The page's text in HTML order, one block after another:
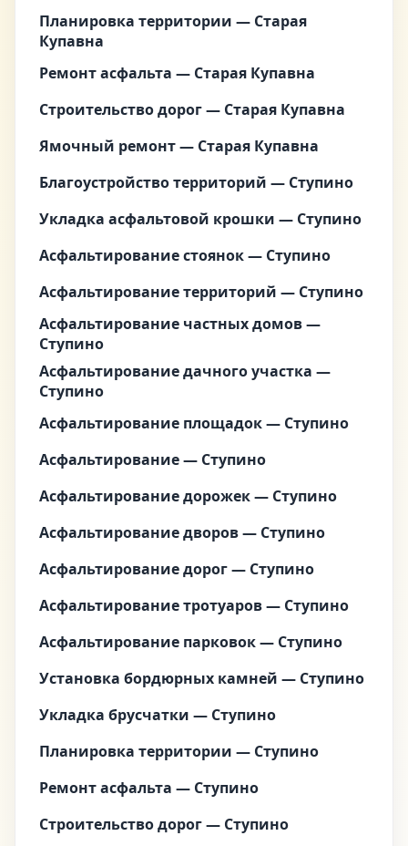
Планировка территории — Старая
Купавна
Ремонт асфальта — Старая Купавна
Строительство дорог — Старая Купавна
Ямочный ремонт — Старая Купавна
Благоустройство территорий — Ступино
Укладка асфальтовой крошки — Ступино
Асфальтирование стоянок — Ступино
Асфальтирование территорий — Ступино
Асфальтирование частных домов —
Ступино
Асфальтирование дачного участка —
Ступино
Асфальтирование площадок — Ступино
Асфальтирование — Ступино
Асфальтирование дорожек — Ступино
Асфальтирование дворов — Ступино
Асфальтирование дорог — Ступино
Асфальтирование тротуаров — Ступино
Асфальтирование парковок — Ступино
Установка бордюрных камней — Ступино
Укладка брусчатки — Ступино
Планировка территории — Ступино
Ремонт асфальта — Ступино
Строительство дорог — Ступино